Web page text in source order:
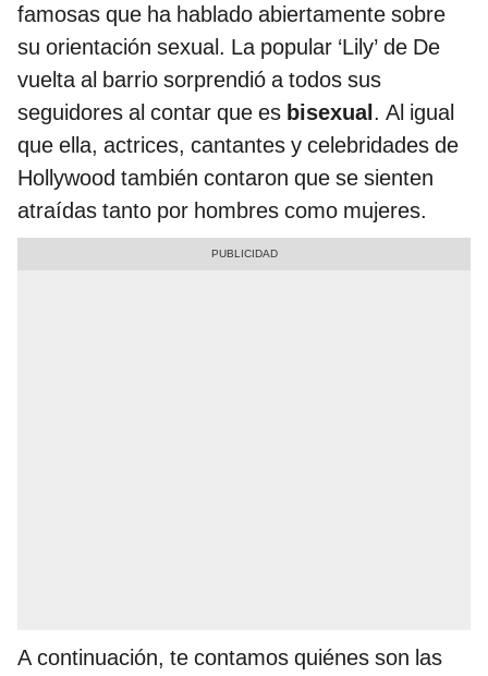
famosas que ha hablado abiertamente sobre
su orientación sexual. La popular ‘Lily’ de De
vuelta al barrio sorprendió a todos sus
seguidores al contar que es bisexual. Al igual
que ella, actrices, cantantes y celebridades de
Hollywood también contaron que se sienten
atraídas tanto por hombres como mujeres.
A continuación, te contamos quiénes son las